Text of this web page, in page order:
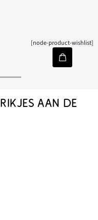
[node-product-wishlist]
AAN DE